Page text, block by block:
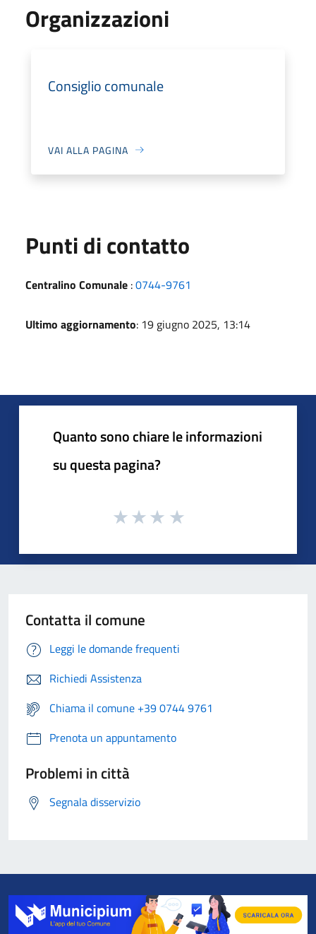
Organizzazioni
Consiglio comunale
VAI ALLA PAGINA
Punti di contatto
Centralino Comunale :0744-9761
Ultimo aggiornamento: 19 giugno 2025, 13:14
Quanto sono chiare le informazioni
su questa pagina?
Contatta il comune
Leggi le domande frequenti
Richiedi Assistenza
Chiama il comune +39 0744 9761
Prenota un appuntamento
Problemi in città
Segnala disservizio